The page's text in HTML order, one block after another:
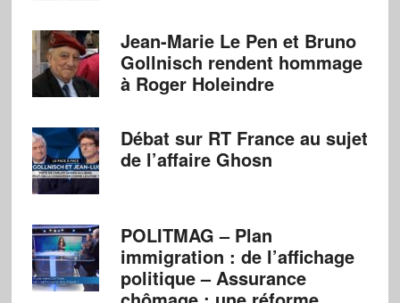
Jean-Marie Le Pen et Bruno
Gollnisch rendent hommage
à Roger Holeindre
Débat sur RT France au sujet
de l’affaire Ghosn
POLITMAG – Plan
immigration : de l’affichage
politique – Assurance